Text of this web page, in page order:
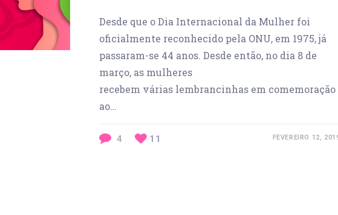
Desde que o Dia Internacional da Mulher foi
oficialmente reconhecido pela ONU, em 1975, já
passaram-se 44 anos. Desde então, no dia 8 de
março, as mulheres
recebem várias lembrancinhas em comemoração
ao…
4 11 FEVEREIRO 12,